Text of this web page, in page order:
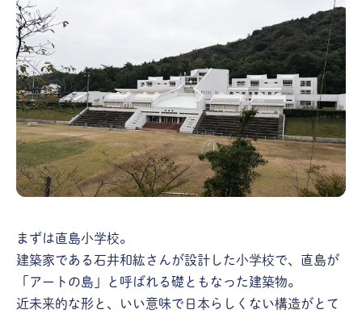
まずは直島小学校。
建築家である石井和紘さんが設計した小学校で、直島が
「アートの島」と呼ばれる礎ともなった建築物。
近未来的な形と、いい意味で日本らしくない構造がとて